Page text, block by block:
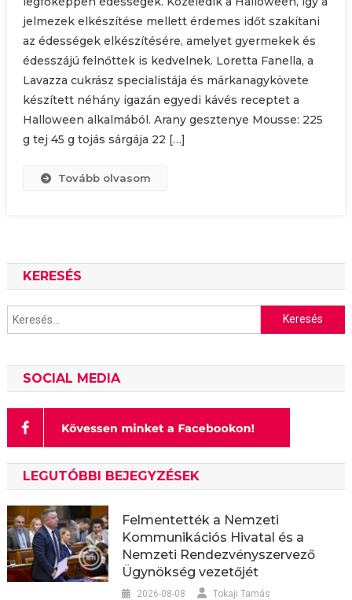
jelmezek elkészítése mellett érdemes időt szakítani
az édességek elkészítésére, amelyet gyermekek és
édesszájú felnőttek is kedvelnek. Loretta Fanella, a
Lavazza cukrász specialistája és márkanagykövete
készített néhány igazán egyedi kávés receptet a
Halloween alkalmából. Arany gesztenye Mousse: 225
g tej 45 g tojás sárgája 22 […]
Tovább olvasom
KERESÉS
Keresés:
SOCIAL MEDIA
LEGUTÓBBI BEJEGYZÉSEK
Felmentették a Nemzeti
Kommunikációs Hivatal és a
Nemzeti Rendezvényszervező
Ügynökség vezetőjét
2026-08-08 Tokaji Tamás